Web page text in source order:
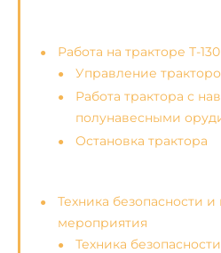
Работа на тракторе Т-
Управление
Работа трактора с
полунавесными
Остановка трактора
Техника безопасности
мероприятия
Техника